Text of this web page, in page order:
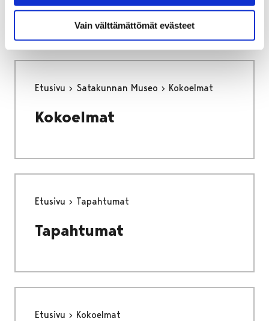
Vain välttämättömät evästeet
Etusivu Satakunnan Museo Kokoelmat
Kokoelmat
Etusivu Tapahtumat
Tapahtumat
Etusivu Kokoelmat